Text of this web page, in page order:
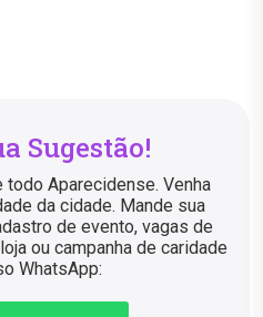
Sugestão!
Aparecidense. Venha
da cidade. Mande sua
de evento, vagas de
ou campanha de caridade
WhatsApp: